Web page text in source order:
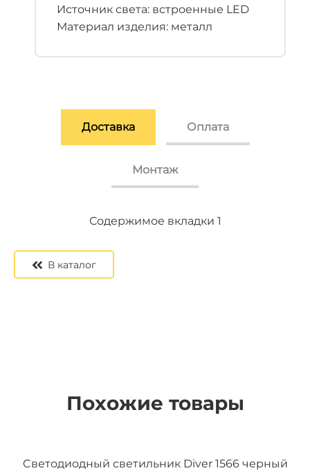
Источник света: встроенные LED
Материал изделия: металл
Доставка Оплата
Монтаж
Содержимое вкладки 1
Содержимое вкладки 2
Содержимое вкладки 3
В каталог
Похожие товары
Cветодиодный светильник Diver 1566 черный